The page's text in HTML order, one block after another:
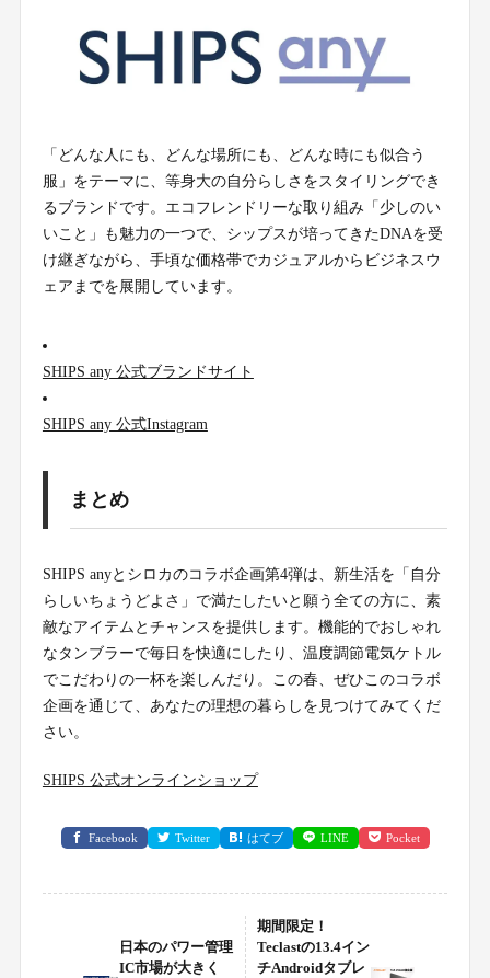
「どんな人にも、どんな場所にも、どんな時にも似合う
服」をテーマに、等身大の自分らしさをスタイリングでき
るブランドです。エコフレンドリーな取り組み「少しのい
いこと」も魅力の一つで、シップスが培ってきたDNAを受
け継ぎながら、手頃な価格帯でカジュアルからビジネスウ
ェアまでを展開しています。
SHIPS any 公式ブランドサイト
SHIPS any 公式Instagram
まとめ
SHIPS anyとシロカのコラボ企画第4弾は、新生活を「自分
らしいちょうどよさ」で満たしたいと願う全ての方に、素
敵なアイテムとチャンスを提供します。機能的でおしゃれ
なタンブラーで毎日を快適にしたり、温度調節電気ケトル
でこだわりの一杯を楽しんだり。この春、ぜひこのコラボ
企画を通じて、あなたの理想の暮らしを見つけてみてくだ
さい。
SHIPS 公式オンラインショップ
Facebook Twitter はてブ LINE Pocket
日本のパワー管理
IC市場が大きく
期間限定！
Teclastの13.4イン
チAndroidタブレ